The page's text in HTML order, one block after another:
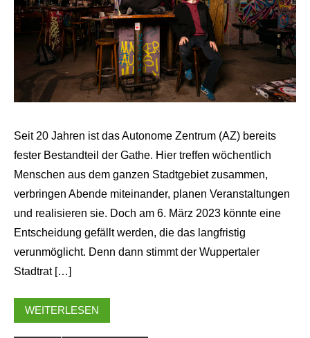
Seit 20 Jahren ist das Autonome Zentrum (AZ) bereits
fester Bestandteil der Gathe. Hier treffen wöchentlich
Menschen aus dem ganzen Stadtgebiet zusammen,
verbringen Abende miteinander, planen Veranstaltungen
und realisieren sie. Doch am 6. März 2023 könnte eine
Entscheidung gefällt werden, die das langfristig
verunmöglicht. Denn dann stimmt der Wuppertaler
Stadtrat […]
WEITERLESEN